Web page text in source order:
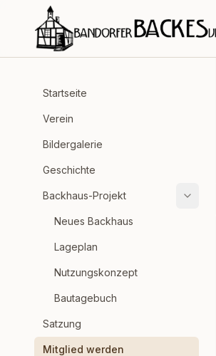
Zum Inhalt springen
Startseite
Verein
Bildergalerie
Geschichte
Backhaus-Projekt
Neues Backhaus
Lageplan
Nutzungskonzept
Bautagebuch
Satzung
Mitglied werden